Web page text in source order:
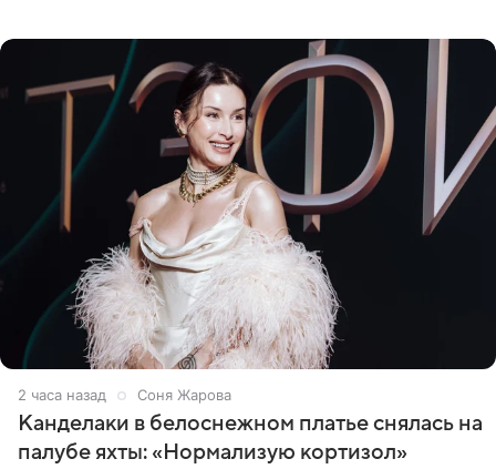
2 часа назад Соня Жарова
Канделаки в белоснежном платье снялась на
палубе яхты: «Нормализую кортизол»